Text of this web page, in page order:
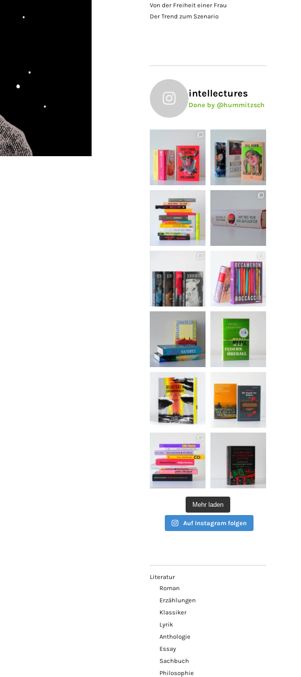
Von der Freiheit einer Frau
Der Trend zum Szenario
intellectures
Done by @hummitzsch
Mehr laden
Auf Instagram folgen
Literatur
Roman
Erzählungen
Klassiker
Lyrik
Anthologie
Essay
Sachbuch
Philosophie